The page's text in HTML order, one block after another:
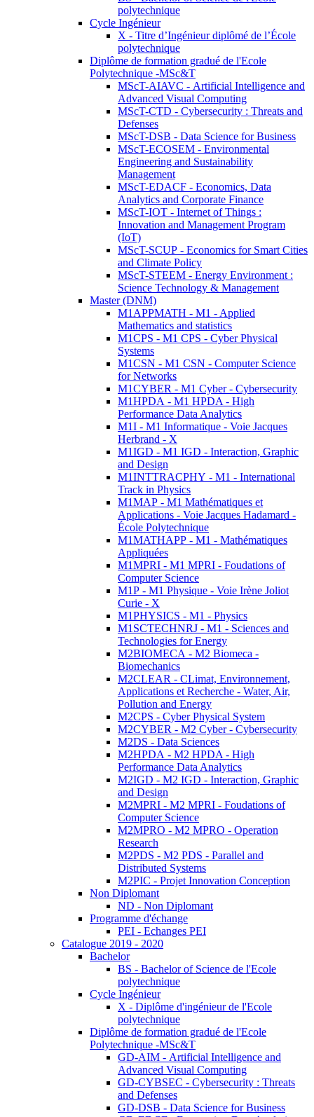
polytechnique
Cycle Ingénieur
X - Titre d’Ingénieur diplômé de l’École
polytechnique
Diplôme de formation gradué de l'Ecole
Polytechnique -MSc&T
MScT-AIAVC - Artificial Intelligence and
Advanced Visual Computing
MScT-CTD - Cybersecurity : Threats and
Defenses
MScT-DSB - Data Science for Business
MScT-ECOSEM - Environmental
Engineering and Sustainability
Management
MScT-EDACF - Economics, Data
Analytics and Corporate Finance
MScT-IOT - Internet of Things :
Innovation and Management Program
(IoT)
MScT-SCUP - Economics for Smart Cities
and Climate Policy
MScT-STEEM - Energy Environment :
Science Technology & Management
Master (DNM)
M1APPMATH - M1 - Applied
Mathematics and statistics
M1CPS - M1 CPS - Cyber Physical
Systems
M1CSN - M1 CSN - Computer Science
for Networks
M1CYBER - M1 Cyber - Cybersecurity
M1HPDA - M1 HPDA - High
Performance Data Analytics
M1I - M1 Informatique - Voie Jacques
Herbrand - X
M1IGD - M1 IGD - Interaction, Graphic
and Design
M1INTTRACPHY - M1 - International
Track in Physics
M1MAP - M1 Mathématiques et
Applications - Voie Jacques Hadamard -
École Polytechnique
M1MATHAPP - M1 - Mathématiques
Appliquées
M1MPRI - M1 MPRI - Foudations of
Computer Science
M1P - M1 Physique - Voie Irène Joliot
Curie - X
M1PHYSICS - M1 - Physics
M1SCTECHNRJ - M1 - Sciences and
Technologies for Energy
M2BIOMECA - M2 Biomeca -
Biomechanics
M2CLEAR - CLimat, Environnement,
Applications et Recherche - Water, Air,
Pollution and Energy
M2CPS - Cyber Physical System
M2CYBER - M2 Cyber - Cybersecurity
M2DS - Data Sciences
M2HPDA - M2 HPDA - High
Performance Data Analytics
M2IGD - M2 IGD - Interaction, Graphic
and Design
M2MPRI - M2 MPRI - Foudations of
Computer Science
M2MPRO - M2 MPRO - Operation
Research
M2PDS - M2 PDS - Parallel and
Distributed Systems
M2PIC - Projet Innovation Conception
Non Diplomant
ND - Non Diplomant
Programme d'échange
PEI - Echanges PEI
Catalogue 2019 - 2020
Bachelor
BS - Bachelor of Science de l'Ecole
polytechnique
Cycle Ingénieur
X - Diplôme d'ingénieur de l'Ecole
polytechnique
Diplôme de formation gradué de l'Ecole
Polytechnique -MSc&T
GD-AIM - Artificial Intelligence and
Advanced Visual Computing
GD-CYBSEC - Cybersecurity : Threats
and Defenses
GD-DSB - Data Science for Business